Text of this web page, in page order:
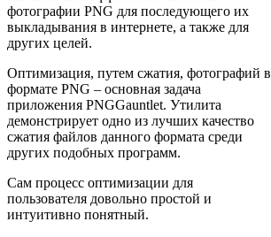
фотографии PNG для последующего их
выкладывания в интернете, а также для
других целей.
Оптимизация, путем сжатия, фотографий в
формате PNG – основная задача
приложения PNGGauntlet. Утилита
демонстрирует одно из лучших качество
сжатия файлов данного формата среди
других подобных программ.
Сам процесс оптимизации для
пользователя довольно простой и
интуитивно понятный.